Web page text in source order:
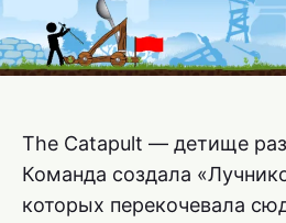
The Catapult — детище
Команда создала
которых перекочевала